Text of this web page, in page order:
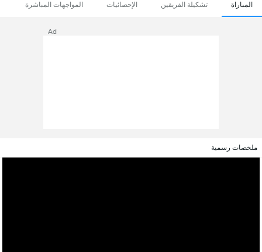
المباراة تشكيلة الفريقين الإحصائيات المواجهات المباشرة
Ad
ملخصات رسمية